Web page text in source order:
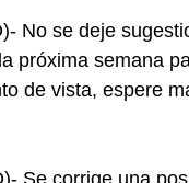
No se deje
próxima semana
de vista, espere
Se corrige una